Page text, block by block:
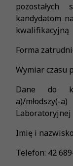
pozostałych
kandydatom
kwalifikacyjną
Forma
Wymiar czasu
Dane do
a)/młodszy(-
Laboratoryjnej
Imię i
Telefon: 42